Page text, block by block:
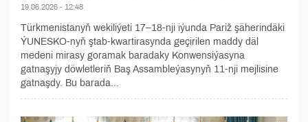
19.06.2026 - 12:48
Türkmenistanyň wekiliýeti 17–18-nji iýunda Pariž şäherindäki
ÝUNESKO-nyň ştab-kwartirasynda geçirilen maddy däl
medeni mirasy goramak baradaky Konwensiýasyna
gatnaşyjy döwletleriň Baş Assambleýasynyň 11-nji mejlisine
gatnaşdy. Bu barada...